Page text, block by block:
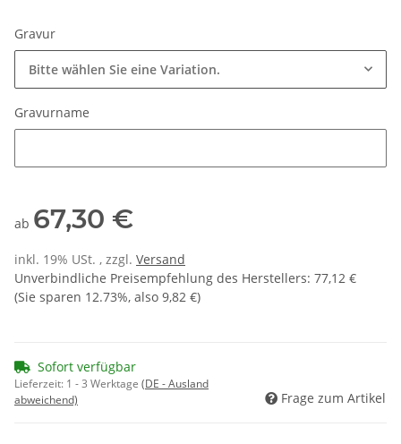
Gravur
Bitte wählen Sie eine Variation.
Gravurname
ab 67,30 €
inkl. 19% USt. , zzgl. Versand
Unverbindliche Preisempfehlung des Herstellers: 77,12 €
(Sie sparen 12.73%, also 9,82 €)
Sofort verfügbar
Lieferzeit: 1 - 3 Werktage (DE - Ausland
abweichend)
Frage zum Artikel